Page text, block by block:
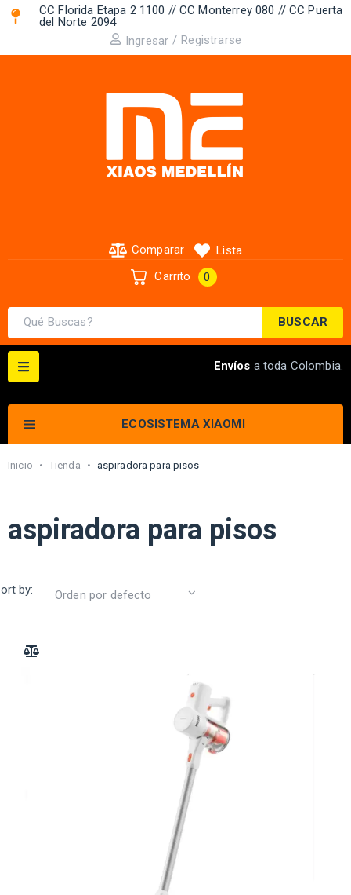
CC Florida Etapa 2 1100 // CC Monterrey 080 // CC Puerta
del Norte 2094 ​
Ingresar / Registrarse
BUSCAR
Comparar
Lista
Carrito
0
ECOSISTEMA XIAOMI
Envíos a toda Colombia.
Inicio • Tienda • aspiradora para pisos
aspiradora para pisos
by: